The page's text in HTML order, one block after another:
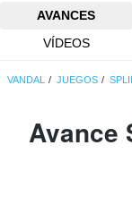
AVANCES
VÍDEOS
VANDAL JUEGOS
Avance